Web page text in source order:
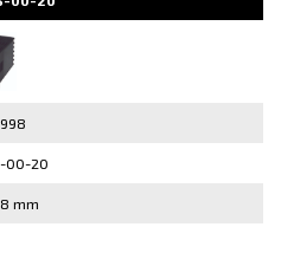
00-20
mm